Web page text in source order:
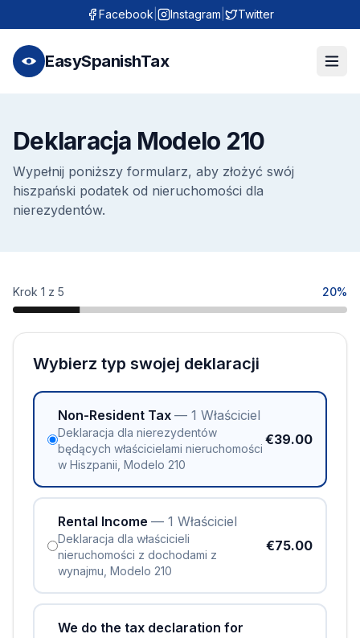
Facebook Instagram Twitter
EasySpanishTax
Deklaracja Modelo 210
Wypełnij poniższy formularz, aby złożyć swój
hiszpański podatek od nieruchomości dla
nierezydentów.
Krok 1 z 5 20%
Wybierz typ swojej deklaracji
Non-Resident Tax — 1 Właściciel
Deklaracja dla nierezydentów
będących właścicielami nieruchomości
w Hiszpanii, Modelo 210
€39.00
Rental Income — 1 Właściciel
Deklaracja dla właścicieli
nieruchomości z dochodami z
wynajmu, Modelo 210
€75.00
We do the tax declaration for